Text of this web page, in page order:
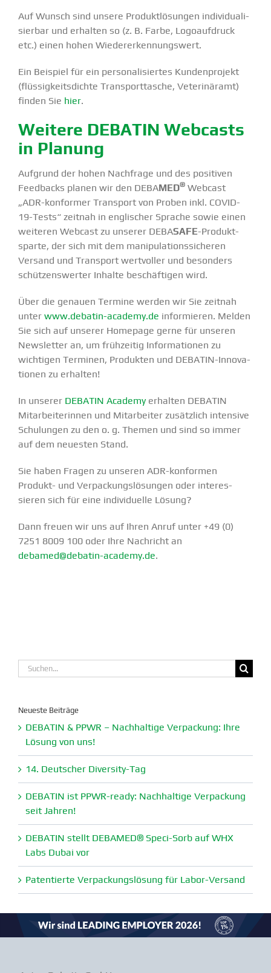
Auf Wunsch sind unsere Produkt­lö­sungen indivi­dua­li­
sierbar und erhalten so (z. B. Farbe, Logoauf­druck
etc.) einen hohen Wieder­erken­nungswert.
Ein Beispiel für ein perso­na­li­siertes Kunden­projekt
(flüssig­keits­dichte Trans­port­tasche, Veteri­näramt)
finden Sie hier.
Weitere DEBATIN Webcasts
in Planung
Aufgrund der hohen Nachfrage und des positiven
Feedbacks planen wir den DEBAMED®Webcast
„ADR-konformer Transport von Proben inkl. COVID-
19-Tests“ zeitnah in engli­scher Sprache sowie einen
weiteren Webcast zu unserer DEBASAFE-Produkt­
sparte, der sich mit dem manipu­la­ti­ons­si­cheren
Versand und Transport wertvoller und besonders
schüt­zens­werter Inhalte beschäf­tigen wird.
Über die genauen Termine werden wir Sie zeitnah
unter www.debatin-academy.de infor­mieren. Melden
Sie sich auf unserer Homepage gerne für unseren
Newsletter an, um frühzeitig Infor­ma­tionen zu
wichtigen Terminen, Produkten und DEBATIN-Innova­­
tionen zu erhalten!
In unserer DEBATIN Academyerhalten DEBATIN
Mitar­bei­te­rinnen und Mitar­beiter zusätzlich intensive
Schulungen zu den o. g. Themen und sind so immer
auf dem neuesten Stand.
Sie haben Fragen zu unseren ADR-konformen
Produkt- und Verpa­ckungs­lö­sungen oder inter­es­
sieren sich für eine indivi­duelle Lösung?
Dann freuen wir uns auf Ihren Anruf unter +49 (0)
7251 8009 100 oder Ihre Nachricht an
debamed@debatin-academy.de.
Suche
nach:
Neueste Beiträge
DEBATIN & PPWR – Nachhaltige Verpa­ckung: Ihre
Lösung von uns!
14. Deutscher Diversity-Tag
DEBATIN ist PPWR-ready: Nachhaltige Verpa­ckung
seit Jahren!
DEBATIN stellt DEBAMED® Speci-Sorb auf WHX
Labs Dubai vor
Paten­tierte Verpa­ckungs­lösung für Labor-Versand